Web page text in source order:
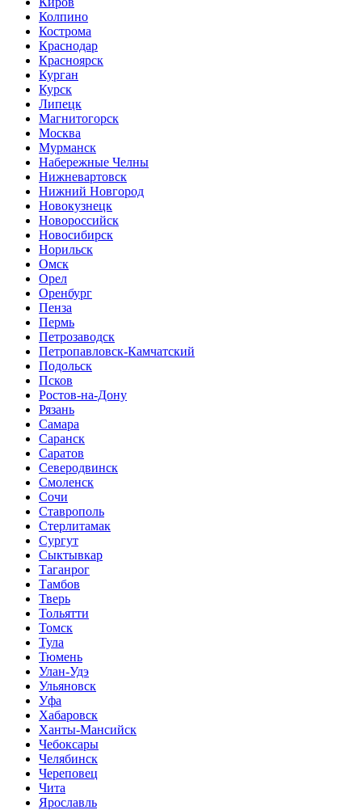
Колпино
Кострома
Краснодар
Красноярск
Курган
Курск
Липецк
Магнитогорск
Москва
Мурманск
Набережные Челны
Нижневартовск
Нижний Новгород
Новокузнецк
Новороссийск
Новосибирск
Норильск
Омск
Орел
Оренбург
Пенза
Пермь
Петрозаводск
Петропавловск-Камчатский
Подольск
Псков
Ростов-на-Дону
Рязань
Самара
Саранск
Саратов
Северодвинск
Смоленск
Сочи
Ставрополь
Стерлитамак
Сургут
Сыктывкар
Таганрог
Тамбов
Тверь
Тольятти
Томск
Тула
Тюмень
Улан-Удэ
Ульяновск
Уфа
Хабаровск
Ханты-Мансийск
Чебоксары
Челябинск
Череповец
Чита
Ярославль